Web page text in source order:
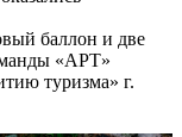
баллон и две
«АРТ»
туризма» г.